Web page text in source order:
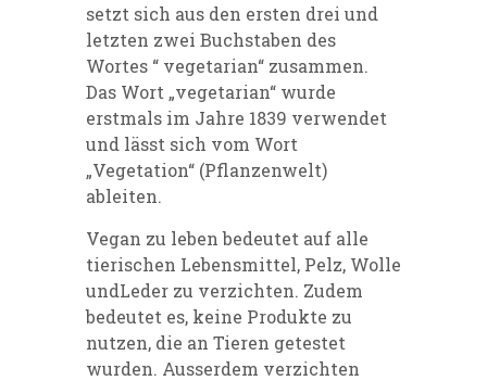
setzt sich aus den ersten drei und
letzten zwei Buchstaben des
Wortes “ vegetarian“ zusammen.
Das Wort „vegetarian“ wurde
erstmals im Jahre 1839 verwendet
und lässt sich vom Wort
„Vegetation“ (Pflanzenwelt)
ableiten.
Vegan zu leben bedeutet auf alle
tierischen Lebensmittel, Pelz, Wolle
undLeder zu verzichten. Zudem
bedeutet es, keine Produkte zu
nutzen, die an Tieren getestet
wurden. Ausserdem verzichten